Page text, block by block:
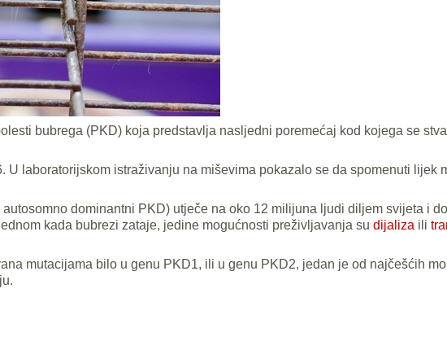
bubrega (PKD) koja predstavlja nasljedni poremećaj kod kojega se
laboratorijskom istraživanju na miševima pokazalo se da spomenuti lijek
dominantni PKD) utječe na oko 12 milijuna ljudi diljem svijeta i
kada bubrezi zataje, jedine mogućnosti preživljavanja su dijaliza ili
mutacijama bilo u genu PKD1, ili u genu PKD2, jedan je od najčešćih